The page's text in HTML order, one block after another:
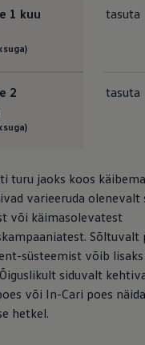
1 kuu
tasuta
2
tasuta
turu jaoks koos
varieeruda olenevalt
või käimasolevatest
Sõltuvalt
süsteemist võib lisaks
siduvalt
või In-Cari poes
hetkel.